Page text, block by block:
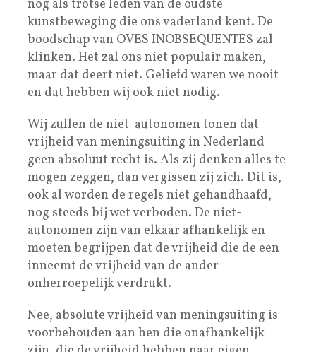
nog als trotse leden van de oudste
kunstbeweging die ons vaderland kent. De
boodschap van OVES INOBSEQUENTES zal
klinken. Het zal ons niet populair maken,
maar dat deert niet. Geliefd waren we nooit
en dat hebben wij ook niet nodig.
Wij zullen de niet-autonomen tonen dat
vrijheid van meningsuiting in Nederland
geen absoluut recht is. Als zij denken alles te
mogen zeggen, dan vergissen zij zich. Dit is,
ook al worden de regels niet gehandhaafd,
nog steeds bij wet verboden. De niet-
autonomen zijn van elkaar afhankelijk en
moeten begrijpen dat de vrijheid die de een
inneemt de vrijheid van de ander
onherroepelijk verdrukt.
Nee, absolute vrijheid van meningsuiting is
voorbehouden aan hen die onafhankelijk